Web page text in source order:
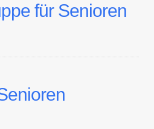
für Senioren